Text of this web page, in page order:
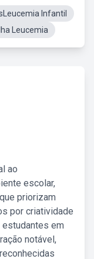
Infantil
Leucemia
ao
escolar,
priorizam
por criatividade
em
notável,